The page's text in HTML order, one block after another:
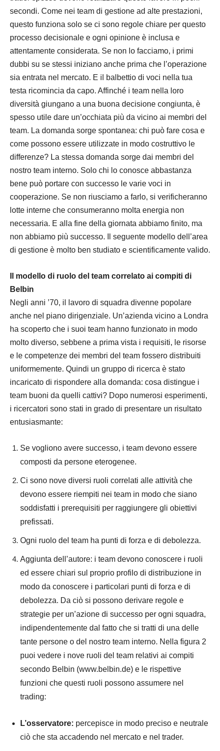
secondi. Come nei team di gestione ad alte prestazioni,
questo funziona solo se ci sono regole chiare per questo
processo decisionale e ogni opinione è inclusa e
attentamente considerata. Se non lo facciamo, i primi
dubbi su se stessi iniziano anche prima che l’operazione
sia entrata nel mercato. E il balbettio di voci nella tua
testa ricomincia da capo. Affinché i team nella loro
diversità giungano a una buona decisione congiunta, è
spesso utile dare un’occhiata più da vicino ai membri del
team. La domanda sorge spontanea: chi può fare cosa e
come possono essere utilizzate in modo costruttivo le
differenze? La stessa domanda sorge dai membri del
nostro team interno. Solo chi lo conosce abbastanza
bene può portare con successo le varie voci in
cooperazione. Se non riusciamo a farlo, si verificheranno
lotte interne che consumeranno molta energia non
necessaria. E alla fine della giornata abbiamo finito, ma
non abbiamo più successo. Il seguente modello dell’area
di gestione è molto ben studiato e scientificamente valido.
Il modello di ruolo del team correlato ai compiti di
Belbin
Negli anni ’70, il lavoro di squadra divenne popolare
anche nel piano dirigenziale. Un’azienda vicino a Londra
ha scoperto che i suoi team hanno funzionato in modo
molto diverso, sebbene a prima vista i requisiti, le risorse
e le competenze dei membri del team fossero distribuiti
uniformemente. Quindi un gruppo di ricerca è stato
incaricato di rispondere alla domanda: cosa distingue i
team buoni da quelli cattivi? Dopo numerosi esperimenti,
i ricercatori sono stati in grado di presentare un risultato
entusiasmante:
Se vogliono avere successo, i team devono essere
composti da persone eterogenee.
Ci sono nove diversi ruoli correlati alle attività che
devono essere riempiti nei team in modo che siano
soddisfatti i prerequisiti per raggiungere gli obiettivi
prefissati.
Ogni ruolo del team ha punti di forza e di debolezza.
Aggiunta dell’autore: i team devono conoscere i ruoli
ed essere chiari sul proprio profilo di distribuzione in
modo da conoscere i particolari punti di forza e di
debolezza. Da ciò si possono derivare regole e
strategie per un’azione di successo per ogni squadra,
indipendentemente dal fatto che si tratti di una delle
tante persone o del nostro team interno. Nella figura 2
puoi vedere i nove ruoli del team relativi ai compiti
secondo Belbin (www.belbin.de) e le rispettive
funzioni che questi ruoli possono assumere nel
trading:
L’osservatore: percepisce in modo preciso e neutrale
ciò che sta accadendo nel mercato e nel trader.